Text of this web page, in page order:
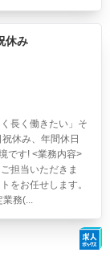
休み
長く働きたい」そ
休み、年間休日
です! <業務内容>
担当いただきま
をお任せします。
務(...